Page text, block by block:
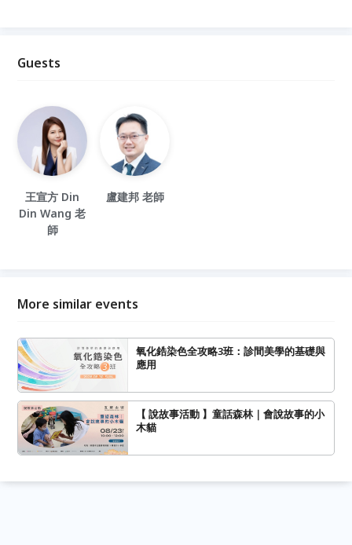
Guests
王宣方 Din
Din Wang 老
師
盧建邦 老師
More similar events
氧化鋯染色全攻略3班：診間美學的基礎與
應用
【 說故事活動 】童話森林｜會說故事的小
木貓